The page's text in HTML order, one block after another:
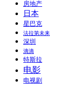
房地产
日本
星巴克
法拉第未来
深圳
滴滴
特斯拉
电影
电视剧